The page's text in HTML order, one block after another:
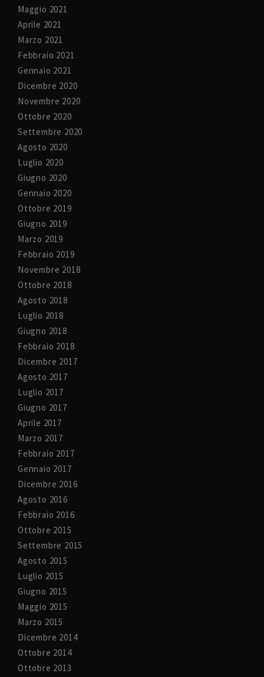
Maggio 2021
Aprile 2021
Marzo 2021
Febbraio 2021
Gennaio 2021
Dicembre 2020
Novembre 2020
Ottobre 2020
Settembre 2020
Agosto 2020
Luglio 2020
Giugno 2020
Gennaio 2020
Ottobre 2019
Giugno 2019
Marzo 2019
Febbraio 2019
Novembre 2018
Ottobre 2018
Agosto 2018
Luglio 2018
Giugno 2018
Febbraio 2018
Dicembre 2017
Agosto 2017
Luglio 2017
Giugno 2017
Aprile 2017
Marzo 2017
Febbraio 2017
Gennaio 2017
Dicembre 2016
Agosto 2016
Febbraio 2016
Ottobre 2015
Settembre 2015
Agosto 2015
Luglio 2015
Giugno 2015
Maggio 2015
Marzo 2015
Dicembre 2014
Ottobre 2014
Ottobre 2013